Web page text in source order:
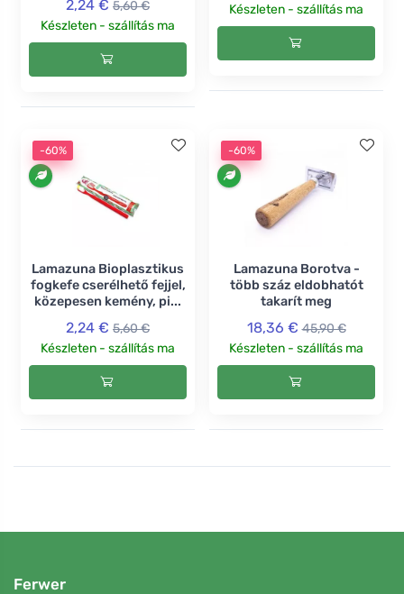
2,24 € 5,60 €
Készleten - szállítás ma
Készleten - szállítás ma
-60%
Lamazuna Bioplasztikus
fogkefe cserélhető fejjel,
közepesen kemény, pi...
2,24 € 5,60 €
Készleten - szállítás ma
-60%
Lamazuna Borotva -
több száz eldobhatót
takarít meg
18,36 € 45,90 €
Készleten - szállítás ma
Ferwer